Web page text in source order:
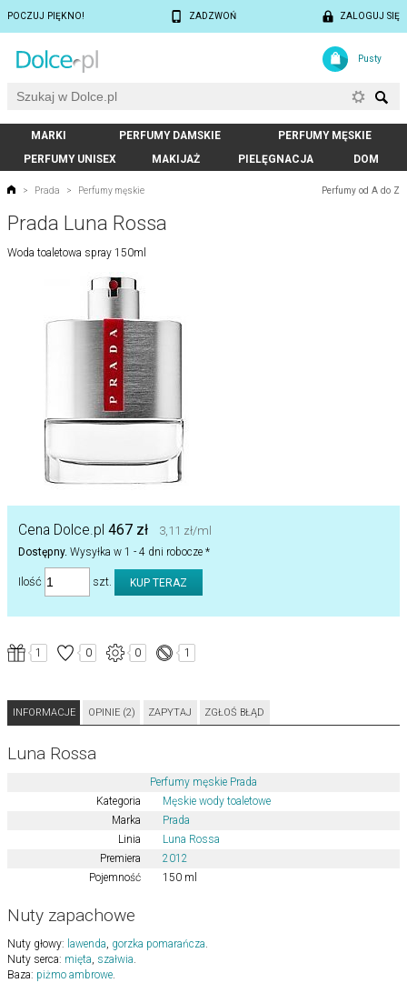
POCZUJ PIĘKNO! ZADZWOŃ ZALOGUJ SIĘ
Pusty
MARKI PERFUMY DAMSKIE
PERFUMY MĘSKIE
PERFUMY UNISEX
MAKIJAŻ PIELĘGNACJA DOM
Perfumy od A do Z
> Prada > Perfumy męskie
Prada Luna Rossa
Woda toaletowa spray 150ml
Cena Dolce.pl 467 zł 3,11 zł/ml
Dostępny. Wysyłka w 1 - 4 dni robocze *
Ilość szt.
1 0 0 1
INFORMACJE OPINIE (2) ZAPYTAJ ZGŁOŚ BŁĄD
Luna Rossa
Perfumy męskie Prada
Kategoria
Męskie wody toaletowe
Marka
Prada
Linia
Luna Rossa
Premiera
2012
Pojemność
150 ml
Nuty zapachowe
Nuty głowy: lawenda gorzka pomarańcza
Nuty serca: mięta szałwia
Baza: piżmo ambrowe